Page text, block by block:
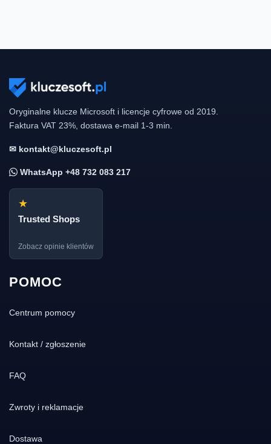
Oryginalne klucze Microsoft i licencje cyfrowe od 2019.
Faktura VAT 23%, dostawa e-mail 1-3 min.
✉ kontakt@kluczesoft.pl
WhatsApp +48 732 083 217
★
Trusted Shops
Zobacz opinie klientów
POMOC
Centrum pomocy
Kontakt / zgłoszenie
FAQ
Zwroty i reklamacje
Dostawa